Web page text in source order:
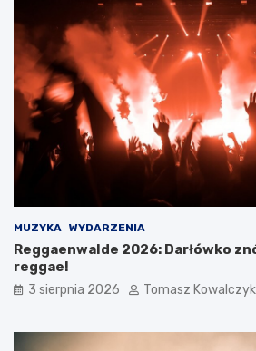
MUZYKA WYDARZENIA
Reggaenwalde 2026: Darłówko
reggae!
3 sierpnia 2026 Tomasz Kowalczyk